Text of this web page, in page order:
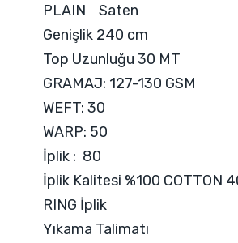
PLAIN Saten
Genişlik 240 cm
Top Uzunluğu 30 MT
GRAMAJ: 127-130 GSM
WEFT: 30
WARP: 50
İplik : 80
İplik Kalitesi %100 COTTON
RING İplik
Yıkama Talimatı